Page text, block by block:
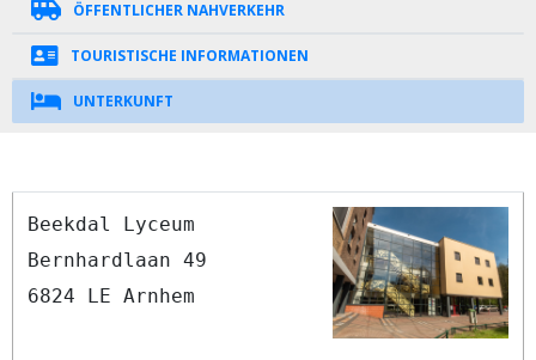
ÖFFENTLICHER NAHVERKEHR
TOURISTISCHE INFORMATIONEN
UNTERKUNFT
Beekdal Lyceum
Bernhardlaan 49
6824 LE Arnhem